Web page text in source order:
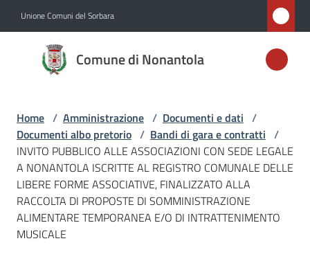
Unione Comuni del Sorbara
Comune di Nonantola
Comune di
Nonantola
Amministrazione
Menu selezionato
Novità
Servizi
Vivere
Home / Amministrazione / Documenti e dati /
Documenti albo pretorio / Bandi di gara e contratti /
INVITO PUBBLICO ALLE ASSOCIAZIONI CON SEDE LEGALE
A NONANTOLA ISCRITTE AL REGISTRO COMUNALE DELLE
LIBERE FORME ASSOCIATIVE, FINALIZZATO ALLA
RACCOLTA DI PROPOSTE DI SOMMINISTRAZIONE
ALIMENTARE TEMPORANEA E/O DI INTRATTENIMENTO
MUSICALE